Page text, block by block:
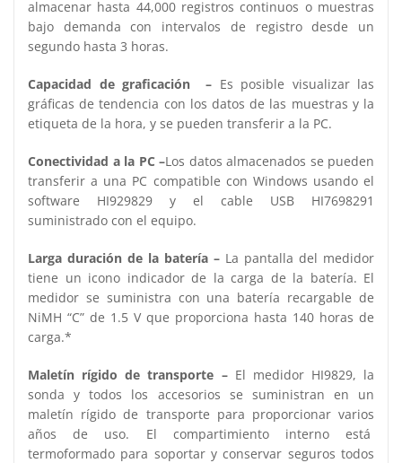
almacenar hasta 44,000 registros continuos o muestras
bajo demanda con intervalos de registro desde un
segundo hasta 3 horas.
Capacidad de graficación – Es posible visualizar las
gráficas de tendencia con los datos de las muestras y la
etiqueta de la hora, y se pueden transferir a la PC.
Conectividad a la PC –Los datos almacenados se pueden
transferir a una PC compatible con Windows usando el
software HI929829 y el cable USB HI7698291
suministrado con el equipo.
Larga duración de la batería – La pantalla del medidor
tiene un icono indicador de la carga de la batería. El
medidor se suministra con una batería recargable de
NiMH “C” de 1.5 V que proporciona hasta 140 horas de
carga.*
Maletín rígido de transporte –El medidor HI9829, la
sonda y todos los accesorios se suministran en un
maletín rígido de transporte para proporcionar varios
años de uso. El compartimiento interno está
termoformado para soportar y conservar seguros todos